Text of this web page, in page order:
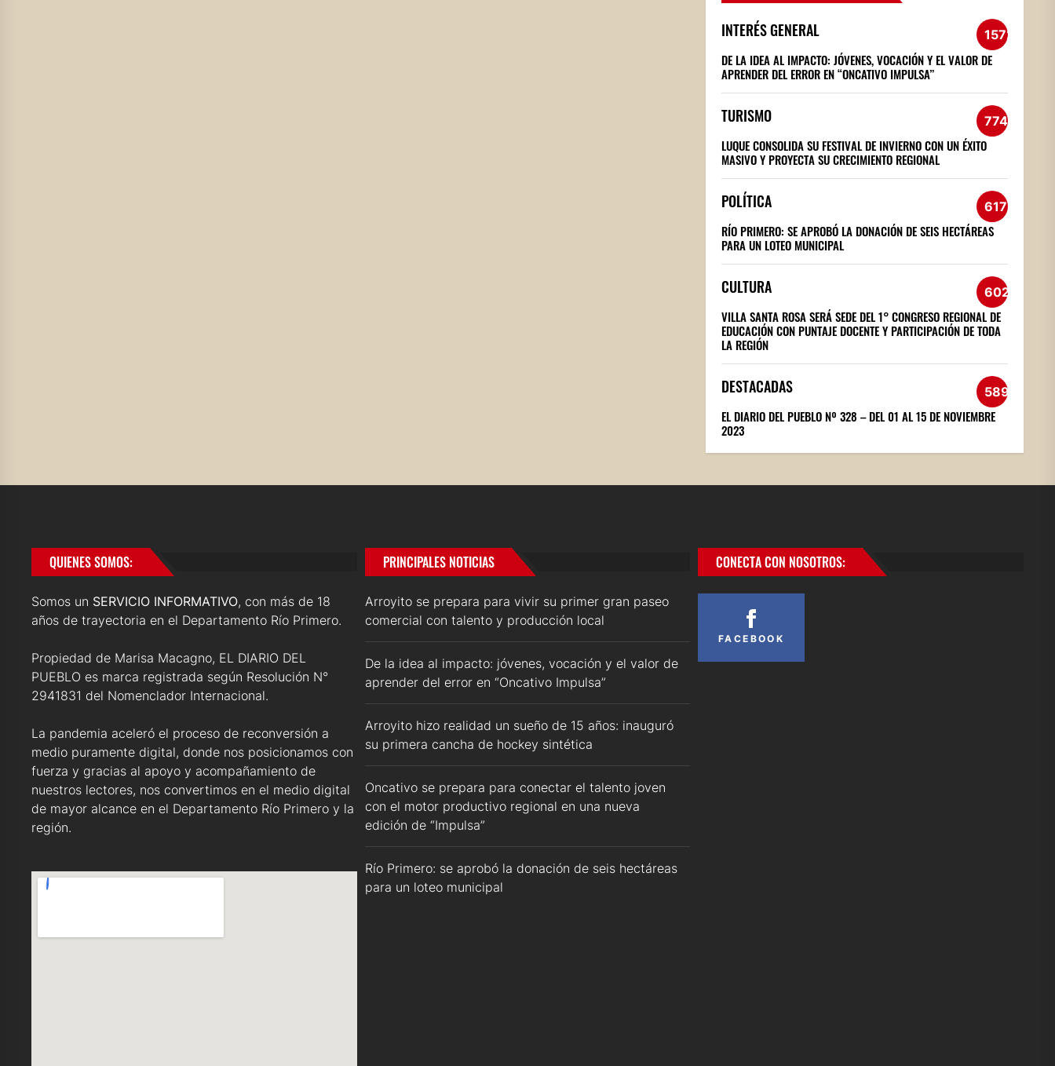
INTERÉS GENERAL 1572
DE LA IDEA AL IMPACTO: JÓVENES, VOCACIÓN Y EL VALOR DE
APRENDER DEL ERROR EN “ONCATIVO IMPULSA”
TURISMO 774
LUQUE CONSOLIDA SU FESTIVAL DE INVIERNO CON UN ÉXITO
MASIVO Y PROYECTA SU CRECIMIENTO REGIONAL
POLÍTICA 617
RÍO PRIMERO: SE APROBÓ LA DONACIÓN DE SEIS HECTÁREAS
PARA UN LOTEO MUNICIPAL
CULTURA 602
VILLA SANTA ROSA SERÁ SEDE DEL 1° CONGRESO REGIONAL DE
EDUCACIÓN CON PUNTAJE DOCENTE Y PARTICIPACIÓN DE TODA
LA REGIÓN
DESTACADAS 589
EL DIARIO DEL PUEBLO Nº 328 – DEL 01 AL 15 DE NOVIEMBRE
2023
QUIENES SOMOS:
Somos un SERVICIO INFORMATIVO, con más de 18
años de trayectoria en el Departamento Río Primero.
Propiedad de Marisa Macagno, EL DIARIO DEL
PUEBLO es marca registrada según Resolución N°
2941831 del Nomenclador Internacional.
La pandemia aceleró el proceso de reconversión a
medio puramente digital, donde nos posicionamos con
fuerza y gracias al apoyo y acompañamiento de
nuestros lectores, nos convertimos en el medio digital
de mayor alcance en el Departamento Río Primero y la
región.
PRINCIPALES NOTICIAS
Arroyito se prepara para vivir su primer gran paseo
comercial con talento y producción local
De la idea al impacto: jóvenes, vocación y el valor de
aprender del error en “Oncativo Impulsa”
Arroyito hizo realidad un sueño de 15 años: inauguró
su primera cancha de hockey sintética
Oncativo se prepara para conectar el talento joven
con el motor productivo regional en una nueva
edición de “Impulsa”
Río Primero: se aprobó la donación de seis hectáreas
para un loteo municipal
CONECTA CON NOSOTROS:
FACEBOOK